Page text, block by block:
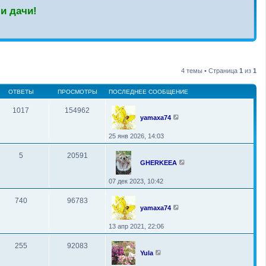
дачи!
4 темы • Страница 1 из 1
ОТВЕТЫ ПРОСМОТРЫ ПОСЛЕДНЕЕ СООБЩЕНИЕ
1017 154962
yamaxa74
25 янв 2026, 14:03
5 20591
GHERKEEA
07 дек 2023, 10:42
740 96783
yamaxa74
13 апр 2021, 22:06
255 92083
Yula